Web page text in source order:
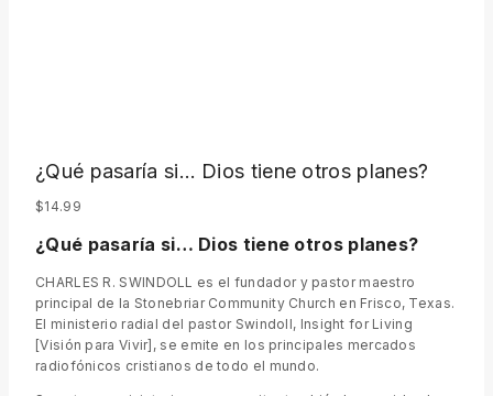
¿Qué pasaría si… Dios tiene otros planes?
$14.99
¿Qué pasaría si… Dios tiene otros planes?
CHARLES R. SWINDOLL es el fundador y pastor maestro
principal de la Stonebriar Community Church en Frisco, Texas.
El ministerio radial del pastor Swindoll, Insight for Living
[Visión para Vivir], se emite en los principales mercados
radiofónicos cristianos de todo el mundo.